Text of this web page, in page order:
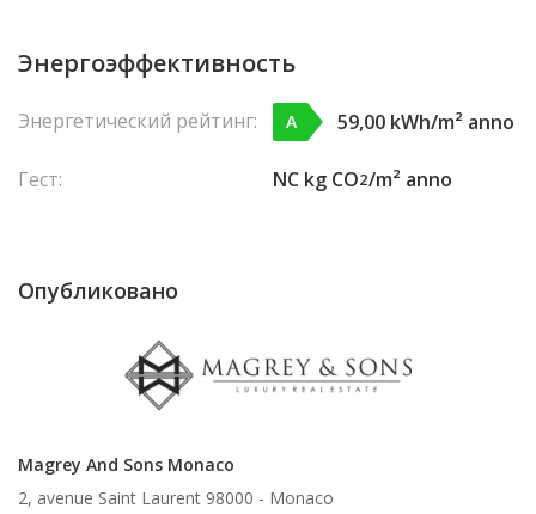
Энергоэффективность
Энергетический рейтинг: A 59,00 kWh/m² anno
Гест: NC kg CO2/m² anno
Опубликовано
Magrey And Sons Monaco
2, avenue Saint Laurent 98000 - Monaco